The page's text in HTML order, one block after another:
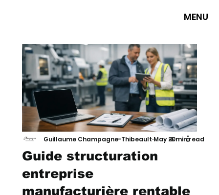
MENU
Guide structuration
entreprise
manufacturière rentable
Guillaume Champagne-Thibeault May 206 min read